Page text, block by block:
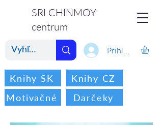
SRI CHINMOY
centrum
Prihlásiť
Knihy SK
Motivačné
Knihy CZ
Darčeky